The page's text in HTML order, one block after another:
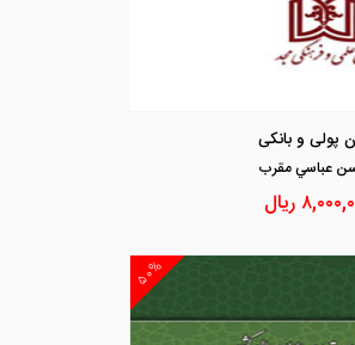
پولی و بانکی
عباسي مقرب
ریال
۵۰%